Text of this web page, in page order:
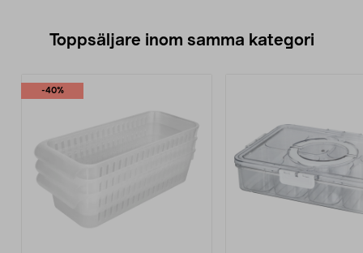
Toppsäljare inom samma kategori
-40%